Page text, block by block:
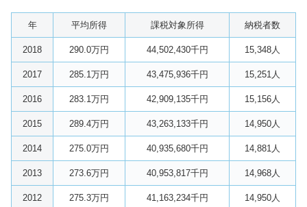
年 平均所得 課税対象所得 納税者数
2018 290.0万円 44,502,430千円 15,348人
2017 285.1万円 43,475,936千円 15,251人
2016 283.1万円 42,909,135千円 15,156人
2015 289.4万円 43,263,133千円 14,950人
2014 275.0万円 40,935,680千円 14,881人
2013 273.6万円 40,953,817千円 14,968人
2012 275.3万円 41,163,234千円 14,950人